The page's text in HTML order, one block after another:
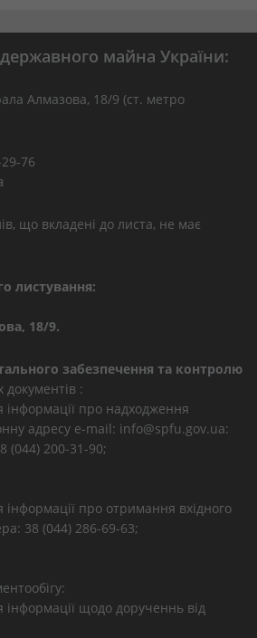
майна України:
Алмазова, 18/9 (ст. метро
76
що вкладені до листа, не має
листування:
18/9.
забезпечення та контролю
документів :
про надходження
адресу e-mail: info@spfu.gov.ua:
(044) 200-31-90;
про отримання вхідного
38 (044) 286-69-63;
щодо дорученнь від